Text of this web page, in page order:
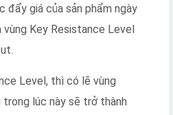
đẩy giá của sản phẩm ngày
Key Resistance Level
Level, thì có lẽ vùng
lúc này sẽ trở thành